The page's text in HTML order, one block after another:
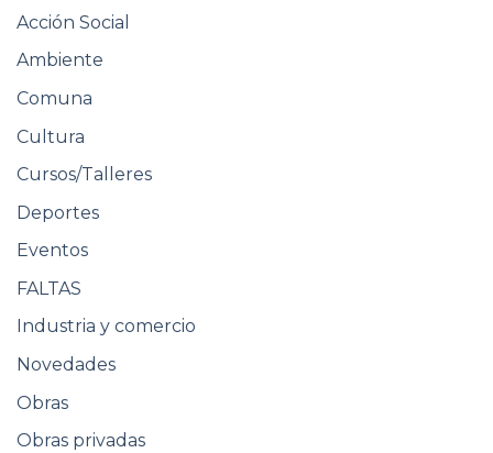
Acción Social
Ambiente
Comuna
Cultura
Cursos/Talleres
Deportes
Eventos
FALTAS
Industria y comercio
Novedades
Obras
Obras privadas